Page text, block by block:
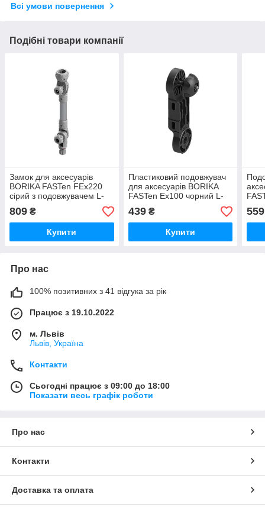
Всі умови повернення
Подібні товари компанії
Замок для аксесуарів
BORIKA FASTen FEx220
сірий з подовжувачем L-
205 мм (01.01.020.01.05)
809 ₴
Купити
Пластиковий подовжувач
для аксесуарів BORIKA
FASTen Ex100 чорний L-
100 мм із шліцами 27.7°
(01.14.010.01.43)
439₴
Купити
L-
559
Про нас
100% позитивних з 41 відгука за рік
Працює з 19.10.2022
м. Львів
Львів, Україна
Контакти
Сьогодні працює з 09:00 до 18:00
Показати весь графік роботи
Про нас
Контакти
Доставка та оплата